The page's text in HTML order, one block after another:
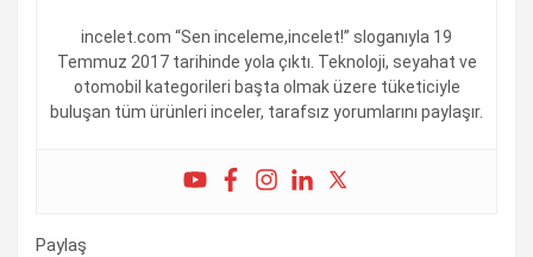
incelet.com “Sen inceleme,incelet!” sloganıyla 19
Temmuz 2017 tarihinde yola çıktı. Teknoloji, seyahat ve
otomobil kategorileri başta olmak üzere tüketiciyle
buluşan tüm ürünleri inceler, tarafsız yorumlarını paylaşır.
Paylaş